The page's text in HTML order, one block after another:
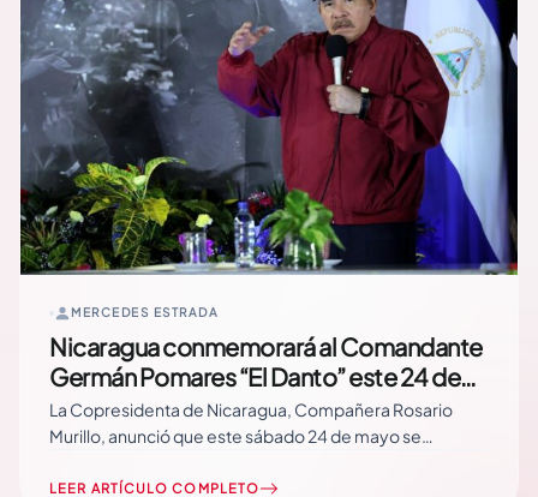
MERCEDES ESTRADA
Nicaragua conmemorará al Comandante
Germán Pomares “El Danto” este 24 de
mayo
La Copresidenta de Nicaragua, Compañera Rosario
Murillo, anunció que este sábado 24 de mayo se
Ordóñez, “El Danto”, en su natal Chinandega, y también
LEER ARTÍCULO COMPLETO